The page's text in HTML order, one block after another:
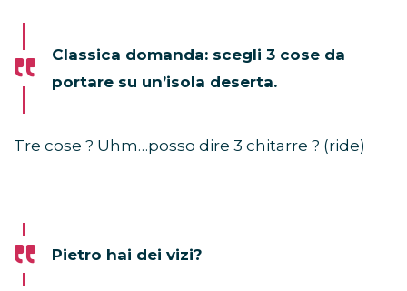
Classica domanda: scegli 3 cose da
portare su un’isola deserta.
Tre cose ? Uhm…posso dire 3 chitarre ? (ride)
Pietro hai dei vizi?